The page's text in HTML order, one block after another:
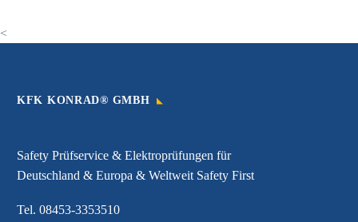
<
KFK KONRAD® GMBH
Safety Prüfservice & Elektroprüfungen für
Deutschland & Europa & Weltweit Safety First
Tel. 08453-3353510